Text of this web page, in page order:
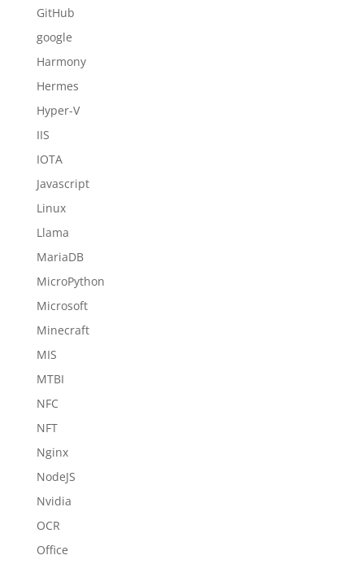
GitHub
google
Harmony
Hermes
Hyper-V
IIS
IOTA
Javascript
Linux
Llama
MariaDB
MicroPython
Microsoft
Minecraft
MIS
MTBI
NFC
NFT
Nginx
NodeJS
Nvidia
OCR
Office